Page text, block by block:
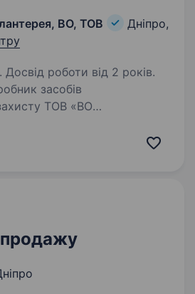
ВО, ТОВ
Дніпро,
Досвід роботи від 2 років.
засобів
ТОВ «ВО
з розвитку ТМ